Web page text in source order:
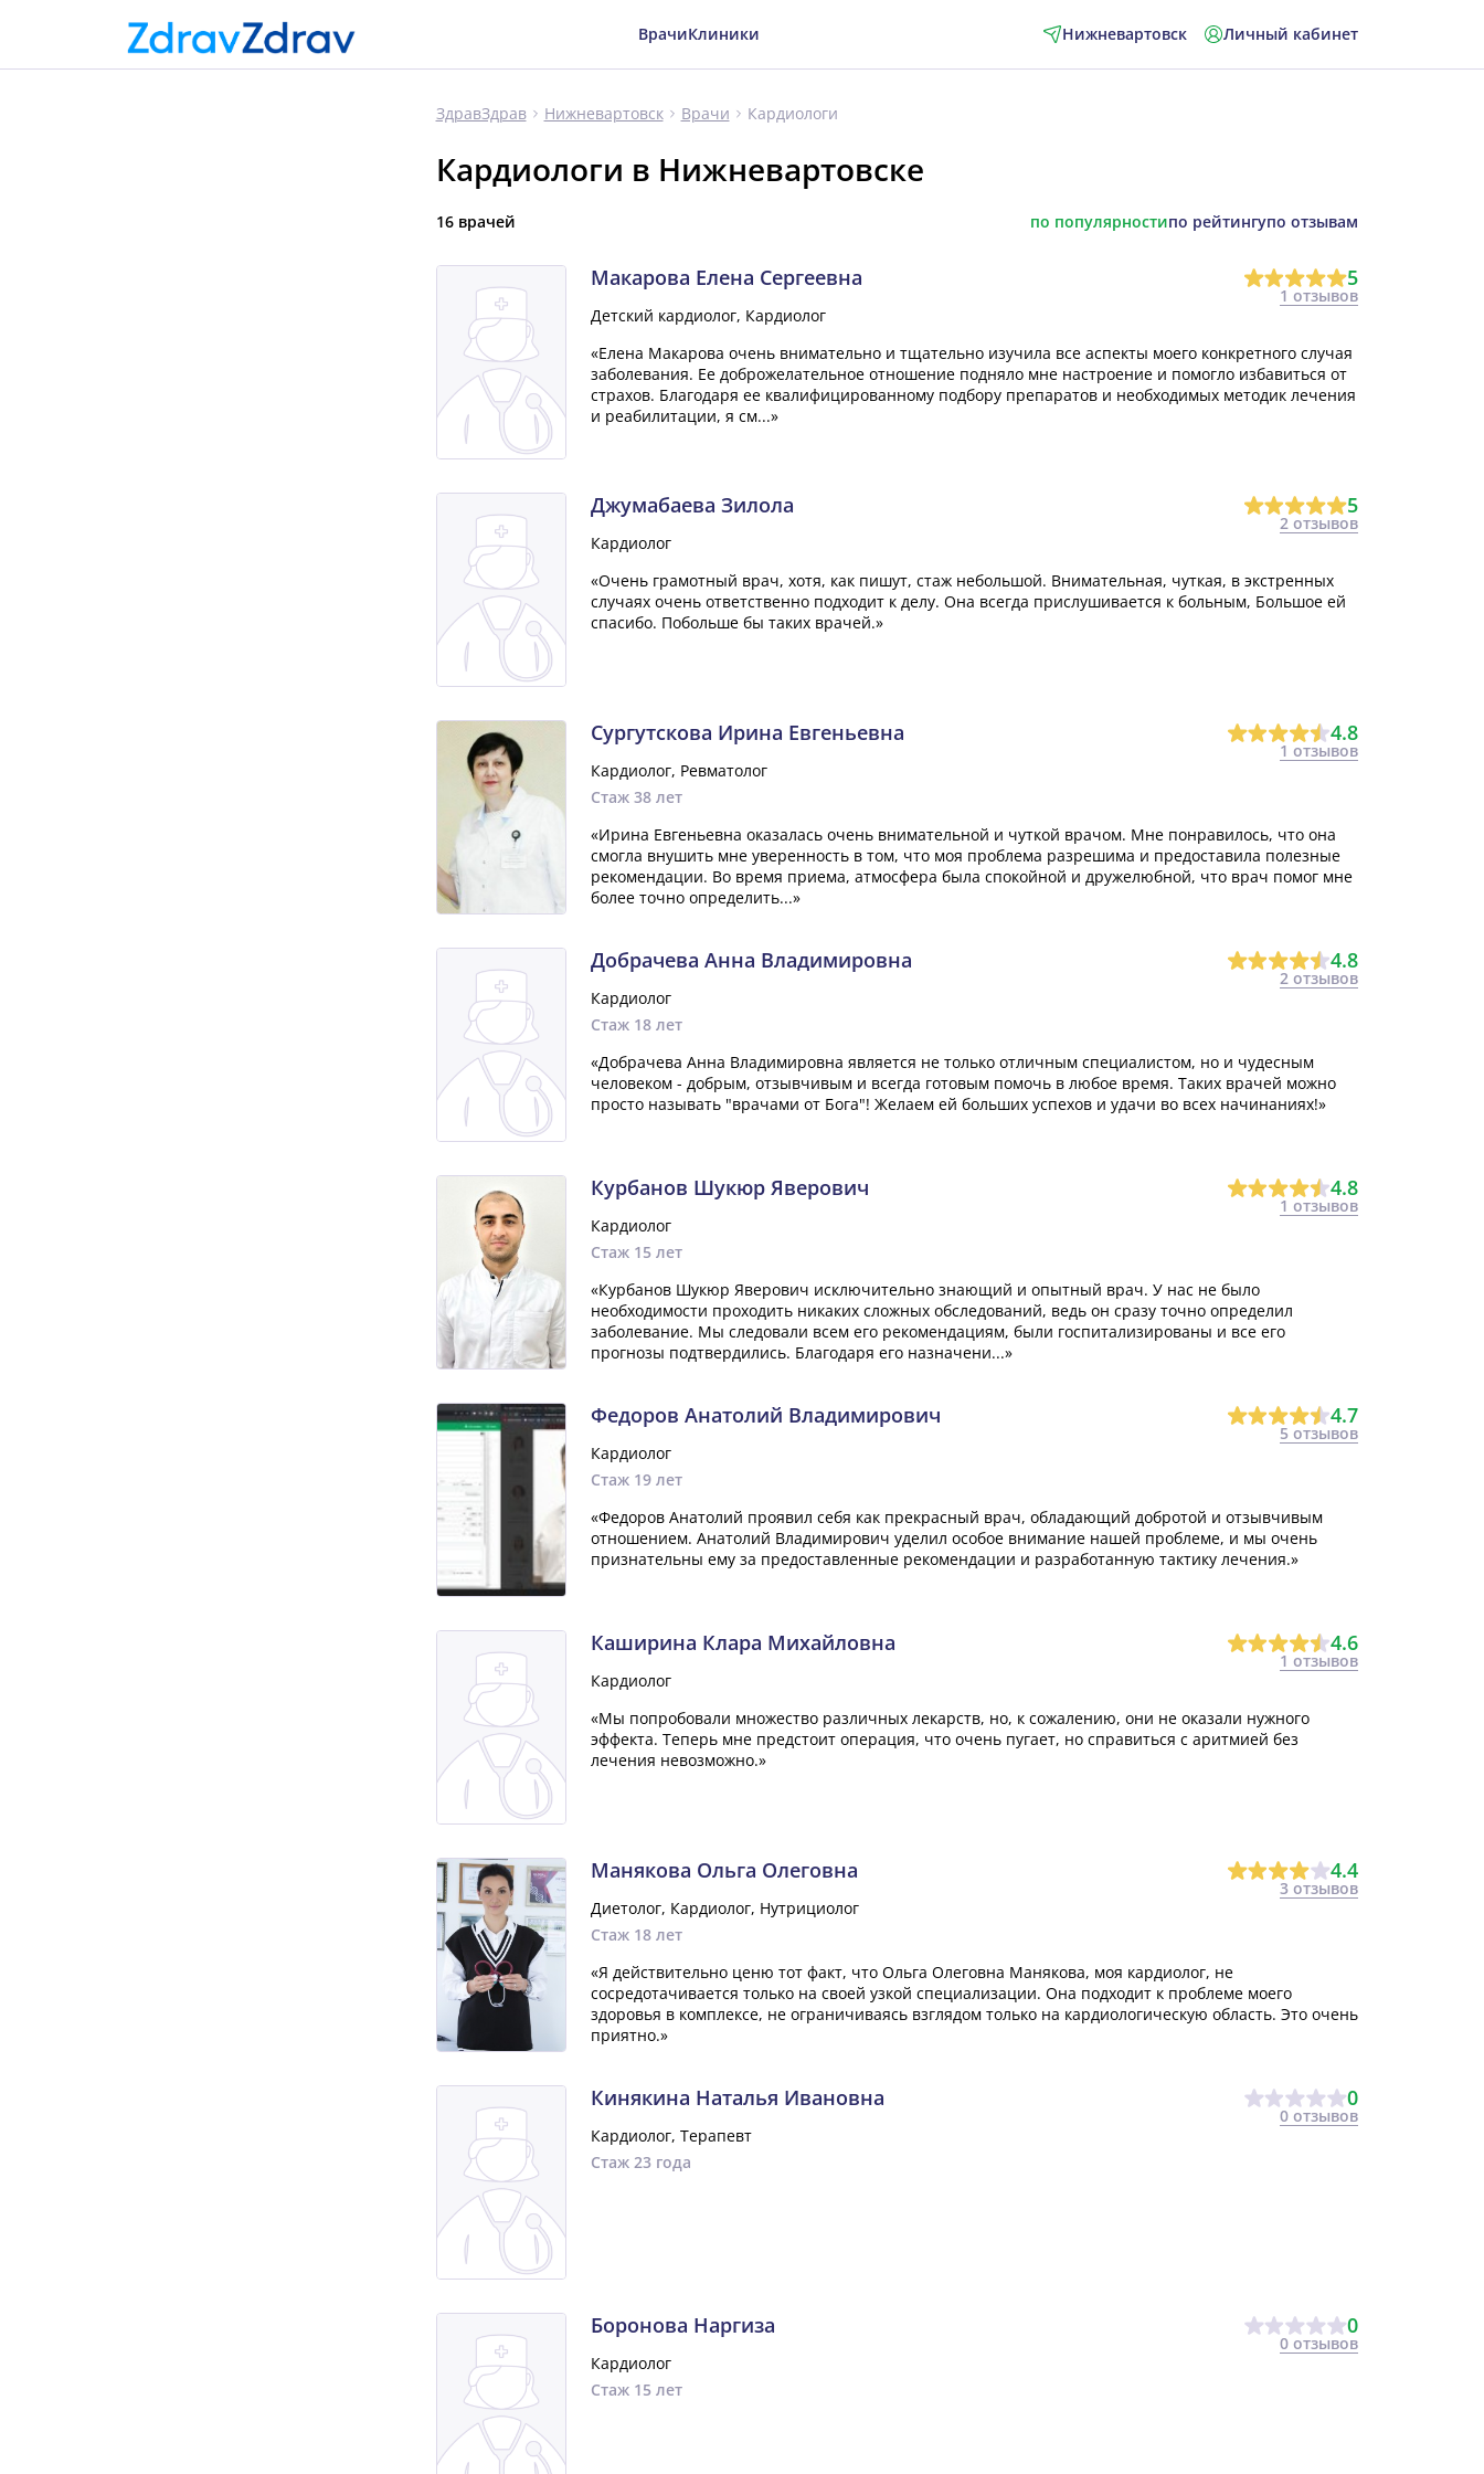
ВрачиКлиники Нижневартовск Личный кабинет
ЗдравЗдрав Нижневартовск Врачи Кардиологи
Кардиологи в Нижневартовске
16 врачей по популярностипо рейтингупо отзывам
Макарова Елена Сергеевна 5
1 отзывов
Детский кардиолог, Кардиолог
«Елена Макарова очень внимательно и тщательно изучила все аспекты моего конкретного случая
заболевания. Ее доброжелательное отношение подняло мне настроение и помогло избавиться от
страхов. Благодаря ее квалифицированному подбору препаратов и необходимых методик лечения
и реабилитации, я см...»
Джумабаева Зилола 5
2 отзывов
Кардиолог
«Очень грамотный врач, хотя, как пишут, стаж небольшой. Внимательная, чуткая, в экстренных
случаях очень ответственно подходит к делу. Она всегда прислушивается к больным, Большое ей
спасибо. Побольше бы таких врачей.»
Сургутскова Ирина Евгеньевна 4.8
1 отзывов
Кардиолог, Ревматолог
Стаж 38 лет
«Ирина Евгеньевна оказалась очень внимательной и чуткой врачом. Мне понравилось, что она
смогла внушить мне уверенность в том, что моя проблема разрешима и предоставила полезные
рекомендации. Во время приема, атмосфера была спокойной и дружелюбной, что врач помог мне
более точно определить...»
Добрачева Анна Владимировна 4.8
2 отзывов
Кардиолог
Стаж 18 лет
«Добрачева Анна Владимировна является не только отличным специалистом, но и чудесным
человеком - добрым, отзывчивым и всегда готовым помочь в любое время. Таких врачей можно
просто называть "врачами от Бога"! Желаем ей больших успехов и удачи во всех начинаниях!»
Курбанов Шукюр Яверович 4.8
1 отзывов
Кардиолог
Стаж 15 лет
«Курбанов Шукюр Яверович исключительно знающий и опытный врач. У нас не было
необходимости проходить никаких сложных обследований, ведь он сразу точно определил
заболевание. Мы следовали всем его рекомендациям, были госпитализированы и все его
прогнозы подтвердились. Благодаря его назначени...»
Федоров Анатолий Владимирович 4.7
5 отзывов
Кардиолог
Стаж 19 лет
«Федоров Анатолий проявил себя как прекрасный врач, обладающий добротой и отзывчивым
отношением. Анатолий Владимирович уделил особое внимание нашей проблеме, и мы очень
признательны ему за предоставленные рекомендации и разработанную тактику лечения.»
Каширина Клара Михайловна 4.6
1 отзывов
Кардиолог
«Мы попробовали множество различных лекарств, но, к сожалению, они не оказали нужного
эффекта. Теперь мне предстоит операция, что очень пугает, но справиться с аритмией без
лечения невозможно.»
Манякова Ольга Олеговна 4.4
3 отзывов
Диетолог, Кардиолог, Нутрициолог
Стаж 18 лет
«Я действительно ценю тот факт, что Ольга Олеговна Манякова, моя кардиолог, не
сосредотачивается только на своей узкой специализации. Она подходит к проблеме моего
здоровья в комплексе, не ограничиваясь взглядом только на кардиологическую область. Это очень
приятно.»
Кинякина Наталья Ивановна 0
0 отзывов
Кардиолог, Терапевт
Стаж 23 года
Боронова Наргиза 0
0 отзывов
Кардиолог
Стаж 15 лет